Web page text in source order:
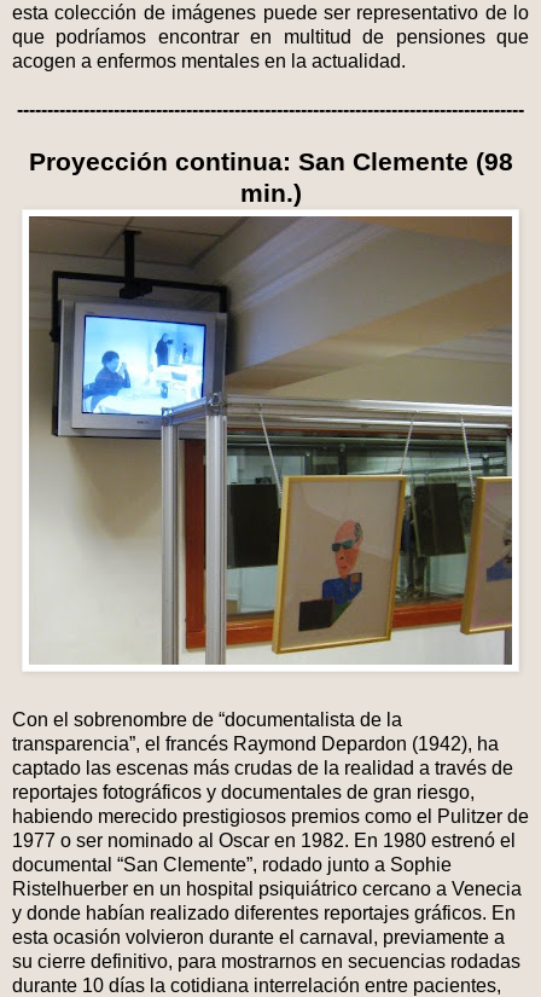
esta colección de imágenes puede ser representativo de lo
que podríamos encontrar en multitud de pensiones que
acogen a enfermos mentales en la actualidad.
------------------------------------------------------------------------------------
Proyección continua: San Clemente (98
min.)
Con el sobrenombre de “documentalista de la
transparencia”, el francés Raymond Depardon (1942), ha
captado las escenas más crudas de la realidad a través de
reportajes fotográficos y documentales de gran riesgo,
habiendo merecido prestigiosos premios como el Pulitzer de
1977 o ser nominado al Oscar en 1982. En 1980 estrenó el
documental “San Clemente”, rodado junto a Sophie
Ristelhuerber en un hospital psiquiátrico cercano a Venecia
y donde habían realizado diferentes reportajes gráficos. En
esta ocasión volvieron durante el carnaval, previamente a
su cierre definitivo, para mostrarnos en secuencias rodadas
durante 10 días la cotidiana interrelación entre pacientes,